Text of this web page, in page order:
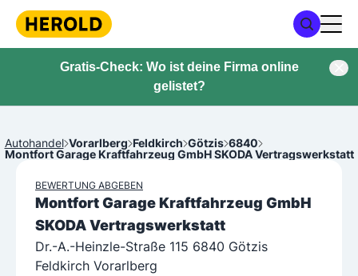
Gratis-Check: Wo ist deine Firma online
gelistet?
Autohandel Vorarlberg Feldkirch Götzis 6840
Montfort Garage Kraftfahrzeug GmbH SKODA Vertragswerkstatt
BEWERTUNG ABGEBEN
Montfort Garage Kraftfahrzeug GmbH
SKODA Vertragswerkstatt
Dr.-A.-Heinzle-Straße 115 6840 Götzis
Feldkirch Vorarlberg